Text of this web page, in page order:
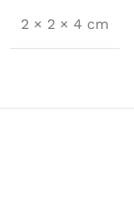
2 × 2 × 4 cm